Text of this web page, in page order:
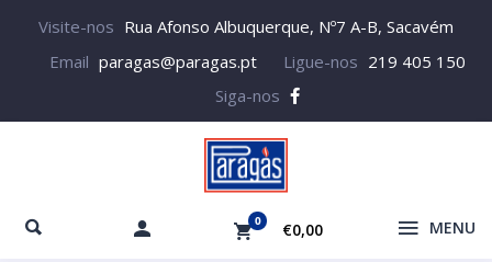
Visite-nos Rua Afonso Albuquerque, Nº7 A-B, Sacavém
Email paragas@paragas.pt Ligue-nos 219 405 150
Siga-nos
0 €0,00 MENU